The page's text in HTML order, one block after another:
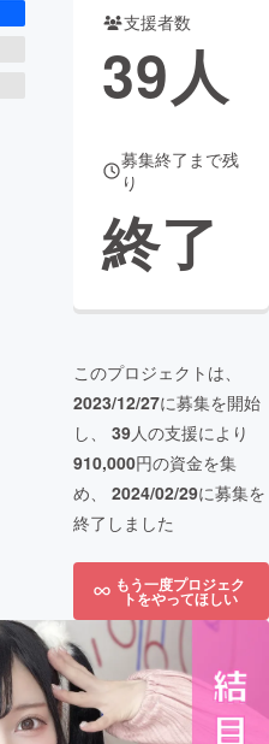
支援者数
39人
募集終了まで残
り
終了
このプロジェクトは、
2023/12/27に募集を開始
し、 39人の支援により
910,000円の資金を集
め、 2024/02/29に募集を
終了しました
もう一度プロジェク
トをやってほしい